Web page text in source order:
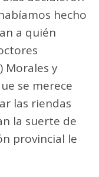
hecho
a quién
Morales y
se merece
las riendas
la suerte de
provincial le